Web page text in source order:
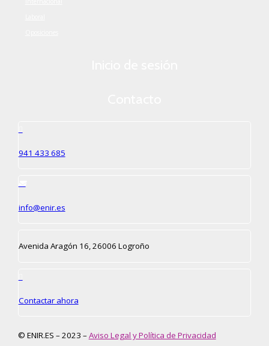
941 433 685
info@enir.es
Avenida Aragón 16, 26006 Logroño
Contactar ahora
© ENIR.ES – 2023 –Aviso Legal y Política de Privacidad